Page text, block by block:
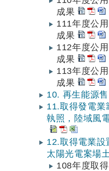
成果
111年度公
成果
112年度公
成果
113年度公
成果
10. 再生能源
11.取得發電業
執照，陸域風
12.取得電業設
太陽光電案場
108年度取